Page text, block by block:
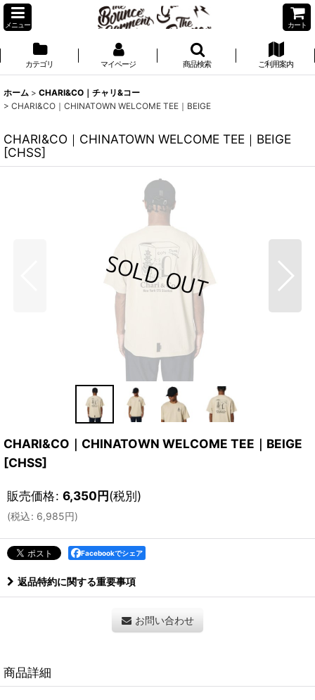
メニュー カート
カテゴリ マイページ 商品検索 ご利用案内
ホーム > CHARI&CO｜チャリ&コー
> CHARI&CO｜CHINATOWN WELCOME TEE｜BEIGE
CHARI&CO｜CHINATOWN WELCOME TEE｜BEIGE
[CHSS]
CHARI&CO｜CHINATOWN WELCOME TEE｜BEIGE
[CHSS]
販売価格: 6,350円(税別)
(税込: 6,985円)
Facebookでシェア
返品特約に関する重要事項
お問い合わせ
商品詳細